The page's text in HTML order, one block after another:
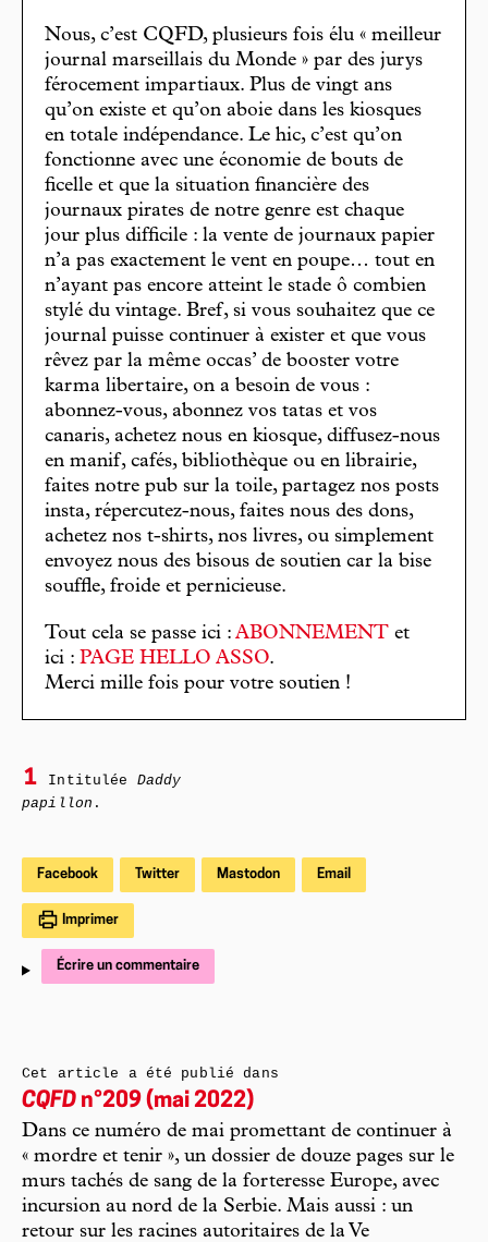
Nous, c’est CQFD, plusieurs fois élu « meilleur
journal marseillais du Monde » par des jurys
férocement impartiaux. Plus de vingt ans
qu’on existe et qu’on aboie dans les kiosques
en totale indépendance. Le hic, c’est qu’on
fonctionne avec une économie de bouts de
ficelle et que la situation financière des
journaux pirates de notre genre est chaque
jour plus difficile : la vente de journaux papier
n’a pas exactement le vent en poupe… tout en
n’ayant pas encore atteint le stade ô combien
stylé du vintage. Bref, si vous souhaitez que ce
journal puisse continuer à exister et que vous
rêvez par la même occas’ de booster votre
karma libertaire, on a besoin de vous :
abonnez-vous, abonnez vos tatas et vos
canaris, achetez nous en kiosque, diffusez-nous
en manif, cafés, bibliothèque ou en librairie,
faites notre pub sur la toile, partagez nos posts
insta, répercutez-nous, faites nous des dons,
achetez nos t-shirts, nos livres, ou simplement
envoyez nous des bisous de soutien car la bise
souffle, froide et pernicieuse.
Tout cela se passe ici : ABONNEMENT et
ici : PAGE HELLO ASSO.
Merci mille fois pour votre soutien !
1 Intitulée Daddy
papillon .
Facebook Twitter Mastodon Email
Imprimer
Écrire un commentaire
Cet article a été publié dans
CQFD n°209 (mai 2022)
Dans ce numéro de mai promettant de continuer à
« mordre et tenir », un dossier de douze pages sur le
murs tachés de sang de la forteresse Europe, avec
incursion au nord de la Serbie. Mais aussi : un
retour sur les racines autoritaires de la Ve